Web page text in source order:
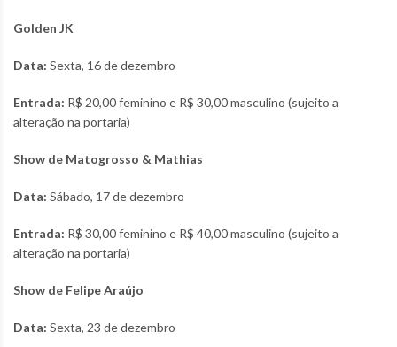
Golden JK
Data: Sexta, 16 de dezembro
Entrada: R$ 20,00 feminino e R$ 30,00 masculino (sujeito a
alteração na portaria)
Show de Matogrosso & Mathias
Data: Sábado, 17 de dezembro
Entrada: R$ 30,00 feminino e R$ 40,00 masculino (sujeito a
alteração na portaria)
Show de Felipe Araújo
Data: Sexta, 23 de dezembro